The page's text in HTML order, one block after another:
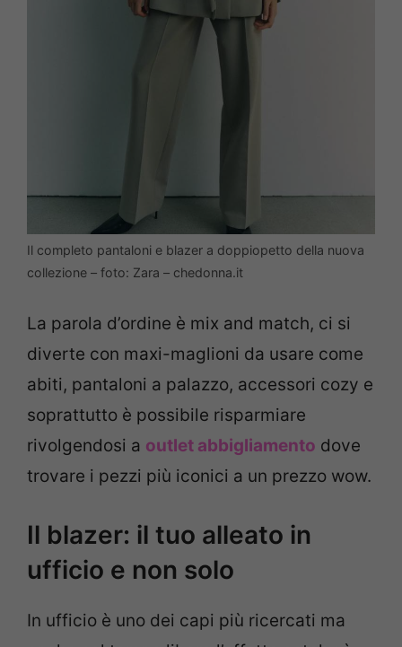
Il completo pantaloni e blazer a doppiopetto della nuova
collezione – foto: Zara – chedonna.it
La parola d’ordine è mix and match, ci si
diverte con maxi-maglioni da usare come
abiti, pantaloni a palazzo, accessori cozy e
soprattutto è possibile risparmiare
rivolgendosi a outlet abbigliamento dove
trovare i pezzi più iconici a un prezzo wow.
Il blazer: il tuo alleato in
ufficio e non solo
In ufficio è uno dei capi più ricercati ma